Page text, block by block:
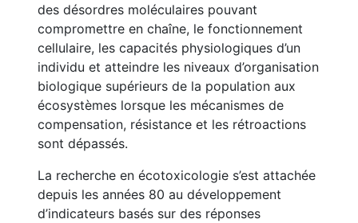
des désordres moléculaires pouvant
compromettre en chaîne, le fonctionnement
cellulaire, les capacités physiologiques d’un
individu et atteindre les niveaux d’organisation
biologique supérieurs de la population aux
écosystèmes lorsque les mécanismes de
compensation, résistance et les rétroactions
sont dépassés.
La recherche en écotoxicologie s’est attachée
depuis les années 80 au développement
d’indicateurs basés sur des réponses